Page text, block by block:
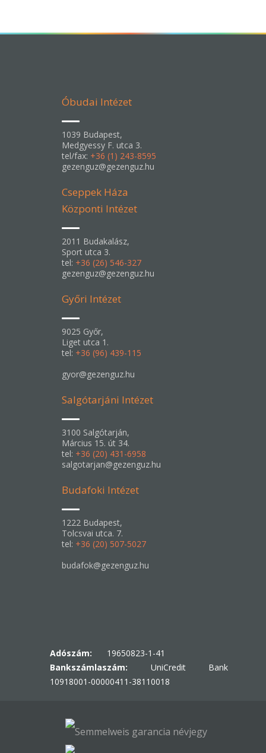
Óbudai Intézet
1039 Budapest,
Medgyessy F. utca 3.
tel/fax: +36 (1) 243-8595
gezenguz@gezenguz.hu
Cseppek Háza
Központi Intézet
2011 Budakalász,
Sport utca 3.
tel: +36 (26) 546-327
gezenguz@gezenguz.hu
Győri Intézet
9025 Győr,
Liget utca 1.
tel: +36 (96) 439-115
gyor@gezenguz.hu
Salgótarjáni Intézet
3100 Salgótarján,
Március 15. út 34.
tel: +36 (20) 431-6958
salgotarjan@gezenguz.hu
Budafoki Intézet
1222 Budapest,
Tolcsvai utca. 7.
tel: +36 (20) 507-5027
budafok@gezenguz.hu
Adószám: 19650823-1-41
Bankszámlaszám: UniCredit Bank
10918001-00000411-38110018